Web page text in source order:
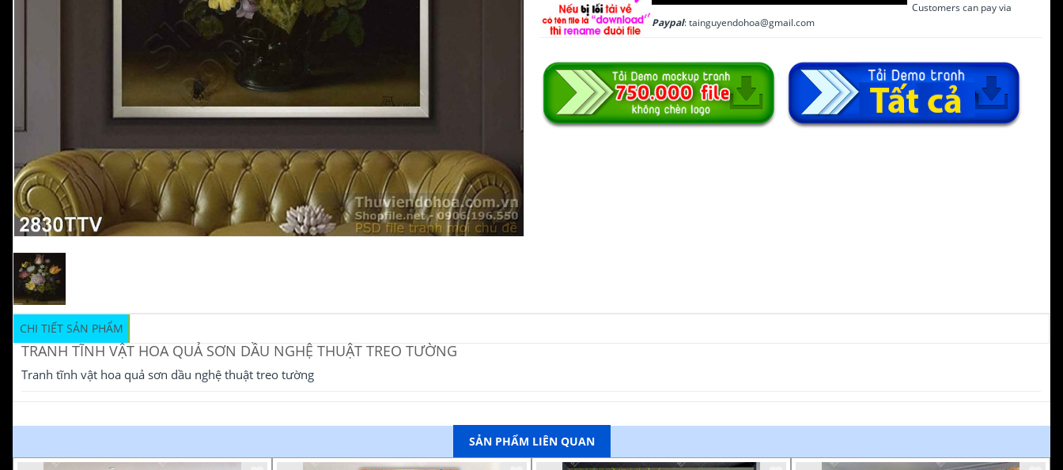
Customers can pay via
Paypal: tainguyendohoa@gmail.com
CHI TIẾT SẢN PHẨM
TRANH TĨNH VẬT HOA QUẢ SƠN DẦU NGHỆ THUẬT TREO TƯỜNG
Tranh tĩnh vật hoa quả sơn dầu nghệ thuật treo tường
SẢN PHẨM LIÊN QUAN